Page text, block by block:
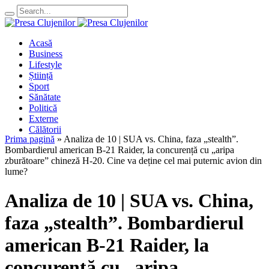
Acasă
Business
Lifestyle
Știință
Sport
Sănătate
Politică
Externe
Călătorii
Prima pagină » Analiza de 10 | SUA vs. China, faza „stealth”.
Bombardierul american B-21 Raider, la concurență cu „aripa
zburătoare” chineză H-20. Cine va deține cel mai puternic avion din
lume?
Analiza de 10 | SUA vs. China,
faza „stealth”. Bombardierul
american B-21 Raider, la